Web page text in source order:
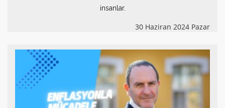
insanlar.
30 Haziran 2024 Pazar